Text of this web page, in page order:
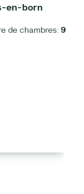
en-born
de chambres: 9